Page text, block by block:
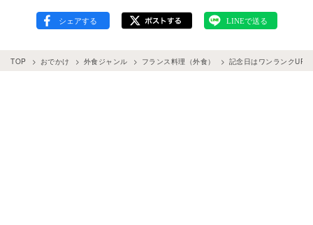
TOP おでかけ 外食ジャンル フランス料理（外食） 記念日はワンランク